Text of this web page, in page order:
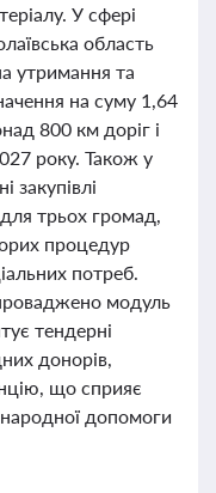
У сфері
область
утримання та
на суму 1,64
800 км доріг і
року. Також у
закупівлі
трьох громад,
процедур
потреб.
модуль
тендерні
донорів,
що сприяє
допомоги